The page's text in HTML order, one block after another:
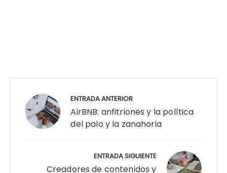
entradas
ENTRADA ANTERIOR
AirBNB: anfitriones y la política
del palo y la zanahoria
ENTRADA SIGUIENTE
Creadores de contenidos y